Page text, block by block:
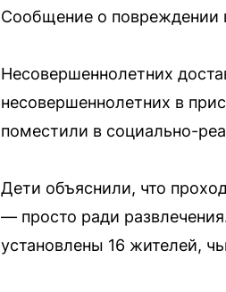
Сообщение о повреждении
Несовершеннолетних
несовершеннолетних в
поместили в социально-
Дети объяснили, что
— просто ради
установлены 16 жителей,